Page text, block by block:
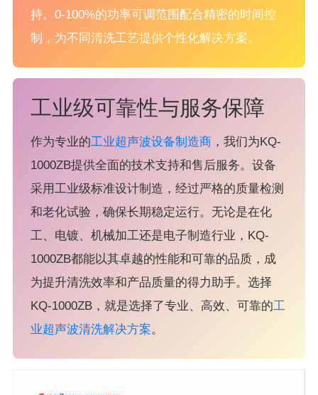
持。0-100%的功率可调范围配合精密的时间控
制，为不同清洗工艺提供个性化解决方案。
工业级可靠性与服务保障
作为专业的工业超声波设备制造商，我们为KQ-
1000ZB提供全面的技术支持和售后服务。设备
采用工业级标准设计制造，经过严格的质量检测
和老化试验，确保长期稳定运行。无论是在化
工、电镀、机械加工还是电子制造行业，KQ-
1000ZB都能以其卓越的性能和可靠的品质，成
为提升清洗效率和产品质量的得力助手。选择
KQ-1000ZB，就是选择了专业、高效、可靠的工
业超声波清洗解决方案。